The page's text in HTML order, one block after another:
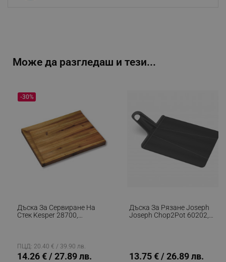
Може да разгледаш и тези...
Дъска За Сервиране На
Стек Kesper 28700,
-30%
ПЦД: 20.40 € / 39.90 лв.
14.26 € / 27.89 лв.
Дъска За Рязане Joseph
Joseph Chop2Pot 60202,
13.75 € / 26.89 лв.